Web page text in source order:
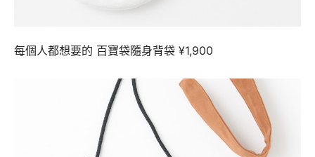
每個人都想要的 百寶袋隨身背袋 ¥1,900